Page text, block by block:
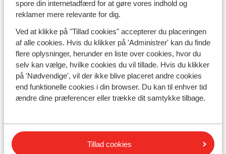
spore din internetadfærd for at gøre vores indhold og
reklamer mere relevante for dig.
Ved at klikke på "Tillad cookies" accepterer du placeringen
af alle cookies. Hvis du klikker på 'Administrer' kan du finde
flere oplysninger, herunder en liste over cookies, hvor du
selv kan vælge, hvilke cookies du vil tillade. Hvis du klikker
på 'Nødvendige', vil der ikke blive placeret andre cookies
end funktionelle cookies i din browser. Du kan til enhver tid
ændre dine præferencer eller trække dit samtykke tilbage.
Tillad cookies
Hoteller i Østrig for enhver smag
Vil du være den første ved skiliften om morgenen?
Vælg et hotel placeret lige ved liften. Rejser du
påfamilieskiturmed børn? Vi har et stort udvalg af
familievenlige hoteller i Østrig med alt, hvad du
behøver. Foretrækker du et hotel med central
placering, når du skal hjem fra afterski med vennerne?
Det kan også lade sig gøre, uanset om du tager
tilKirchberg ,Gerloseller en af de andre populære
Drømmer du om en luksuriøs hoteloplevelse på din
skiferie i Østrig, finder du det på de eksklusive
Resorts. Her bor du i rummelige hotelværelser eller